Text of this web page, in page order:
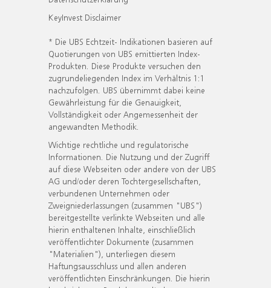
KeyInvest Disclaimer
* Die UBS Echtzeit- Indikationen basieren auf
Quotierungen von UBS emittierten Index-
Produkten. Diese Produkte versuchen den
zugrundeliegenden Index im Verhältnis 1:1
nachzufolgen. UBS übernimmt dabei keine
Gewährleistung für die Genauigkeit,
Vollständigkeit oder Angemessenheit der
angewandten Methodik.
Wichtige rechtliche und regulatorische
Informationen. Die Nutzung und der Zugriff
auf diese Webseiten oder andere von der UBS
AG und/oder deren Tochtergesellschaften,
verbundenen Unternehmen oder
Zweigniederlassungen (zusammen "UBS")
bereitgestellte verlinkte Webseiten und alle
hierin enthaltenen Inhalte, einschließlich
veröffentlichter Dokumente (zusammen
"Materialien"), unterliegen diesem
Haftungsausschluss und allen anderen
veröffentlichten Einschränkungen. Die hierin